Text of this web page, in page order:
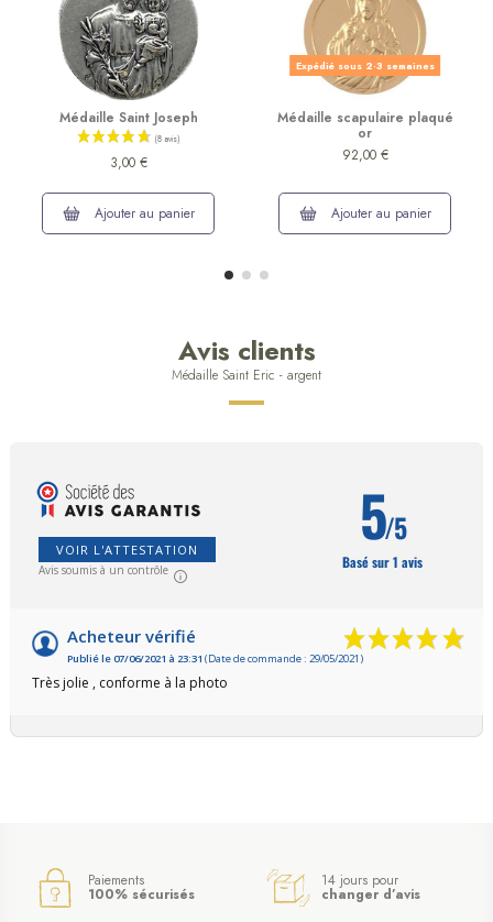
Médaille Saint Joseph
3,00 €
Ajouter au panier
Expédié sous 2-3 semaines
Médaille scapulaire plaqué
or
92,00 €
Ajouter au panier
Avis clients
Médaille Saint Eric - argent
VOIR L'ATTESTATION
Avis soumis à un contrôle
5/5
Basé sur 1 avis
Acheteur vérifié
Publié le 07/06/2021 à 23:31 (Date de commande : 29/05/2021)
Très jolie , conforme à la photo
Paiements
100% sécurisés
14 jours pour
changer d’avis